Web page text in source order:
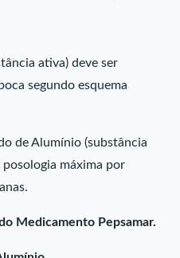
ativa) deve ser
segundo esquema
de Alumínio (substância
posologia máxima por
Medicamento Pepsamar.